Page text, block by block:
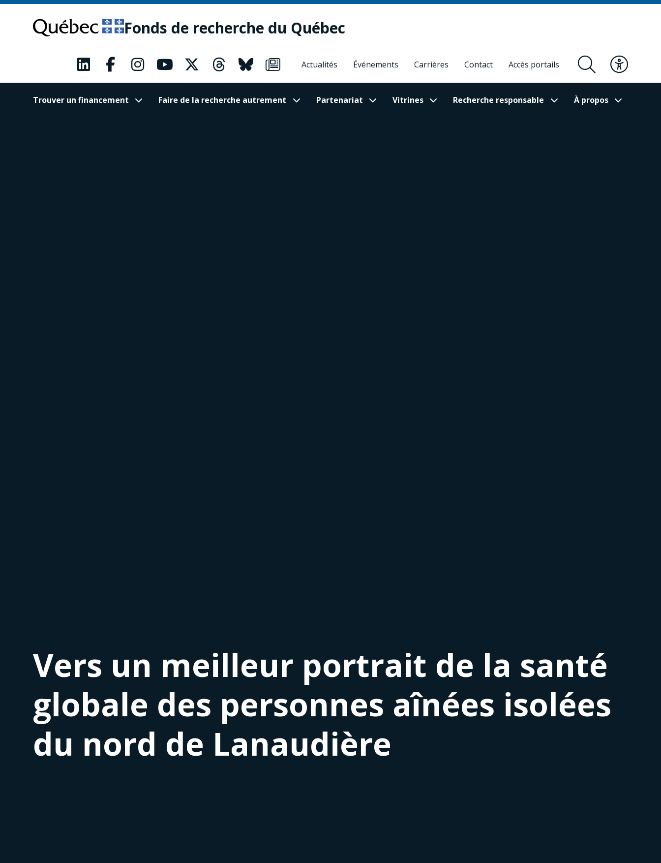
contenu
Fonds de recherche du Québec
Actualités Événements Carrières Contact Accès portails
Trouver un financement Faire de la recherche autrement Partenariat Vitrines Recherche responsable À propos
Vers un meilleur portrait de la santé
globale des personnes aînées isolées
du nord de Lanaudière